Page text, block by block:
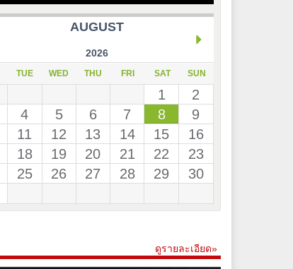
AUGUST
2026
TUE WED THU FRI SAT SUN
1
2
4 5 6 7 8
9
11 12 13 14 15
16
18 19 20 21 22
23
25 26 27 28 29
30
ดูรายละเอียด»